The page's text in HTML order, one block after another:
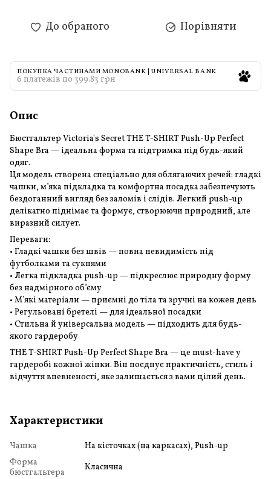
До обраного Порівняти
ПОКУПКА ЧАСТИНАМИ MONOBANK | UNIVERSAL BANK
6 платежів по 399.83 грн
Опис
Бюстгальтер Victoria's Secret THE T-SHIRT Push-Up Perfect
Shape Bra — ідеальна форма та підтримка під будь-який
одяг.
Ця модель створена спеціально для облягаючих речей: гладкі
чашки, м’яка підкладка та комфортна посадка забезпечують
бездоганний вигляд без заломів і слідів. Легкий push-up
делікатно піднімає та формує, створюючи природний, але
виразний силует.
Переваги:
• Гладкі чашки без швів — повна невидимість під
футболками та сукнями
• Легка підкладка push-up — підкреслює природну форму
без надмірного об’єму
• М’які матеріали — приємні до тіла та зручні на кожен день
• Регульовані бретелі — для ідеальної посадки
• Стильна й універсальна модель — підходить для будь-
якого гардеробу
THE T-SHIRT Push-Up Perfect Shape Bra — це must-have у
гардеробі кожної жінки. Він поєднує практичність, стиль і
відчуття впевненості, яке залишається з вами цілий день.
Характеристики
Чашка
На кісточках (на каркасах), Push-up
Форма
бюстгальтера
Класична